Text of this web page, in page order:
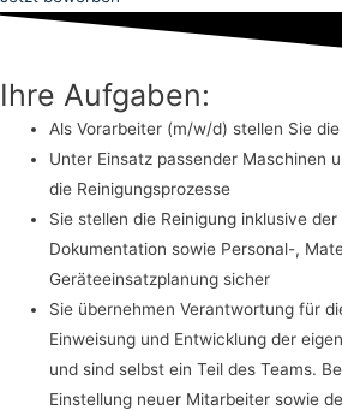
Ihre Aufgaben:
Als Vorarbeiter (m/w/d) stellen Sie
Unter Einsatz passender Maschinen
die Reinigungsprozesse
Sie stellen die Reinigung inklusive
Dokumentation sowie Personal-,
Geräteeinsatzplanung sicher
Sie übernehmen Verantwortung für
Einweisung und Entwicklung der
und sind selbst ein Teil des Teams.
Einstellung neuer Mitarbeiter sowie